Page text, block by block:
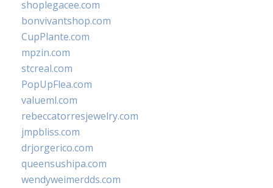
shoplegacee.com
bonvivantshop.com
CupPlante.com
mpzin.com
stcreal.com
PopUpFlea.com
valueml.com
rebeccatorresjewelry.com
jmpbliss.com
drjorgerico.com
queensushipa.com
wendyweimerdds.com